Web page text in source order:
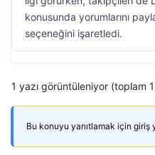
konusunda yorumlarını
seçeneğini işaretledi.
1 yazı görüntüleniyor (toplam
Bu konuyu yanıtlamak için giriş